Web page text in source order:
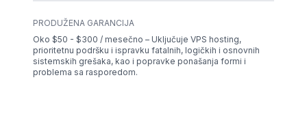
PRODUŽENA GARANCIJA
Oko $50 - $300 / mesečno – Uključuje VPS hosting,
prioritetnu podršku i ispravku fatalnih, logičkih i osnovnih
sistemskih grešaka, kao i popravke ponašanja formi i
problema sa rasporedom.